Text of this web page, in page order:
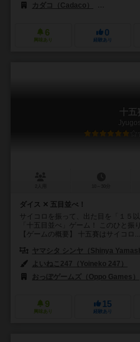
カダコ（Cadaco）
6
興味あり
0
経験あり
十五
ダイス ✕ 五目並べ！
サイコロを振って、出た目を「１５
「十五目並べ」ゲーム！ このひと振
【ゲームの概要】 十五賽はサイコロ...
ヤマシタ シンヤ（Shinya
よいねこ247（Yoineko 247）
おっぽゲームズ（Oppo Games）
9
興味あり
15
経験あり